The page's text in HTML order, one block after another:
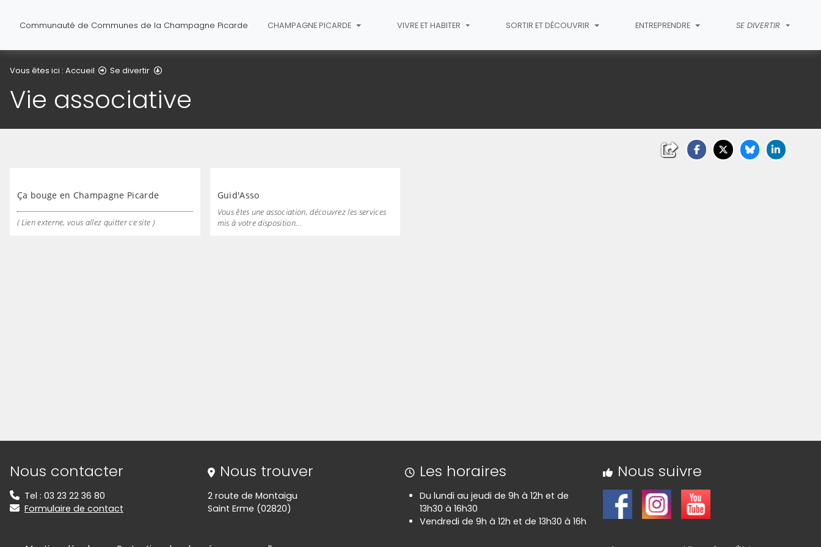
Communauté de Communes de la Champagne Picarde CHAMPAGNE PICARDE VIVRE ET HABITER SORTIR ET DÉCOUVRIR ENTREPRENDRE SE DIVERTIR
Vous êtes ici : Accueil Se divertir
Vie associative
Ça bouge en Champagne Picarde
( Lien externe, vous allez quitter ce site )
Guid'Asso
Vous êtes une association, découvrez les services
mis à votre disposition...
Informations de contact
Nous contacter
Tel : 03 23 22 36 80
Formulaire de contact
Nous trouver
2 route de Montaigu
Saint Erme (02820)
Les horaires
Du lundi au jeudi de 9h à 12h et de
13h30 à 16h30
Vendredi de 9h à 12h et de 13h30 à 16h
Nous suivre